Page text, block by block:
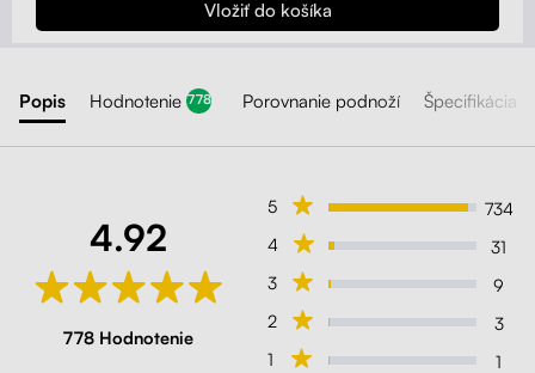
Popis Hodnotenie 778 Porovnanie podnoží Špecifikácia
4.92
778 Hodnotenie
5
734
4
31
3
9
2
3
1
1